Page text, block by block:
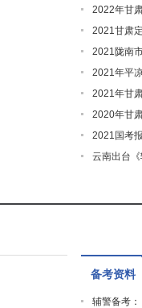
2022年甘
2021甘肃
2021陇南
2021年平
2021年甘
2020年甘
2021国考
云南出台
备考资料
辅警备考